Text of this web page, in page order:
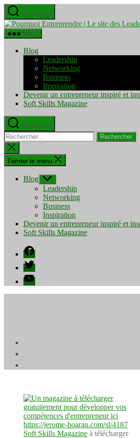
Aller
au
contenu
Recherche
Menu
Blog
Leadership
Networking
Business
Inspiration
Devenir un entrepreneur inspiré et
Soft Skills Magazine
Recherche
Rechercher :
Fermer
la
recherche
Fermer le menu
Blog Afficher
le
sous-
menu
Leadership
Networking
Business
Inspiration
Devenir un entrepreneur inspiré et
Soft Skills Magazine
Facebook
Twitter
YouTube
Soft Skills Magazine à télécharger